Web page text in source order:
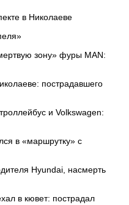
в Николаеве
зону» фуры MAN:
пострадавшего
и Volkswagen:
в «маршрутку» с
Hyundai, насмерть
в кювет: пострадал